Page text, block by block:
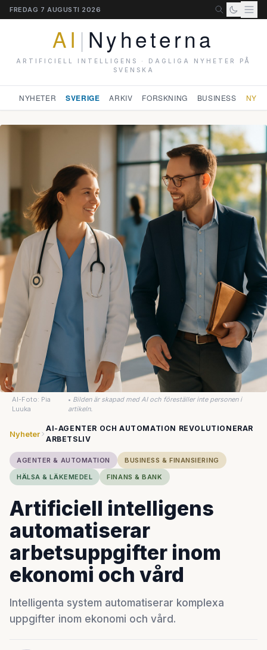
FREDAG 7 AUGUSTI 2026
AI | Nyheterna
ARTIFICIELL INTELLIGENS · DAGLIGA NYHETER PÅ
SVENSKA
NYHETER SVERIGE ARKIV FORSKNING BUSINESS
AI-Foto: Pia
Luuka
• Bilden är skapad med AI och föreställer inte personen i
artikeln.
Nyheter
AI-AGENTER OCH AUTOMATION REVOLUTIONERAR
ARBETSLIV
AGENTER & AUTOMATION
BUSINESS & FINANSIERING
HÄLSA & LÄKEMEDEL
FINANS & BANK
Artificiell intelligens
automatiserar
arbetsuppgifter inom
ekonomi och vård
Intelligenta system automatiserar komplexa
uppgifter inom ekonomi och vård.